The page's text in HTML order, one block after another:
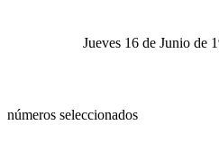
Jueves 16 de Junio de
números seleccionados